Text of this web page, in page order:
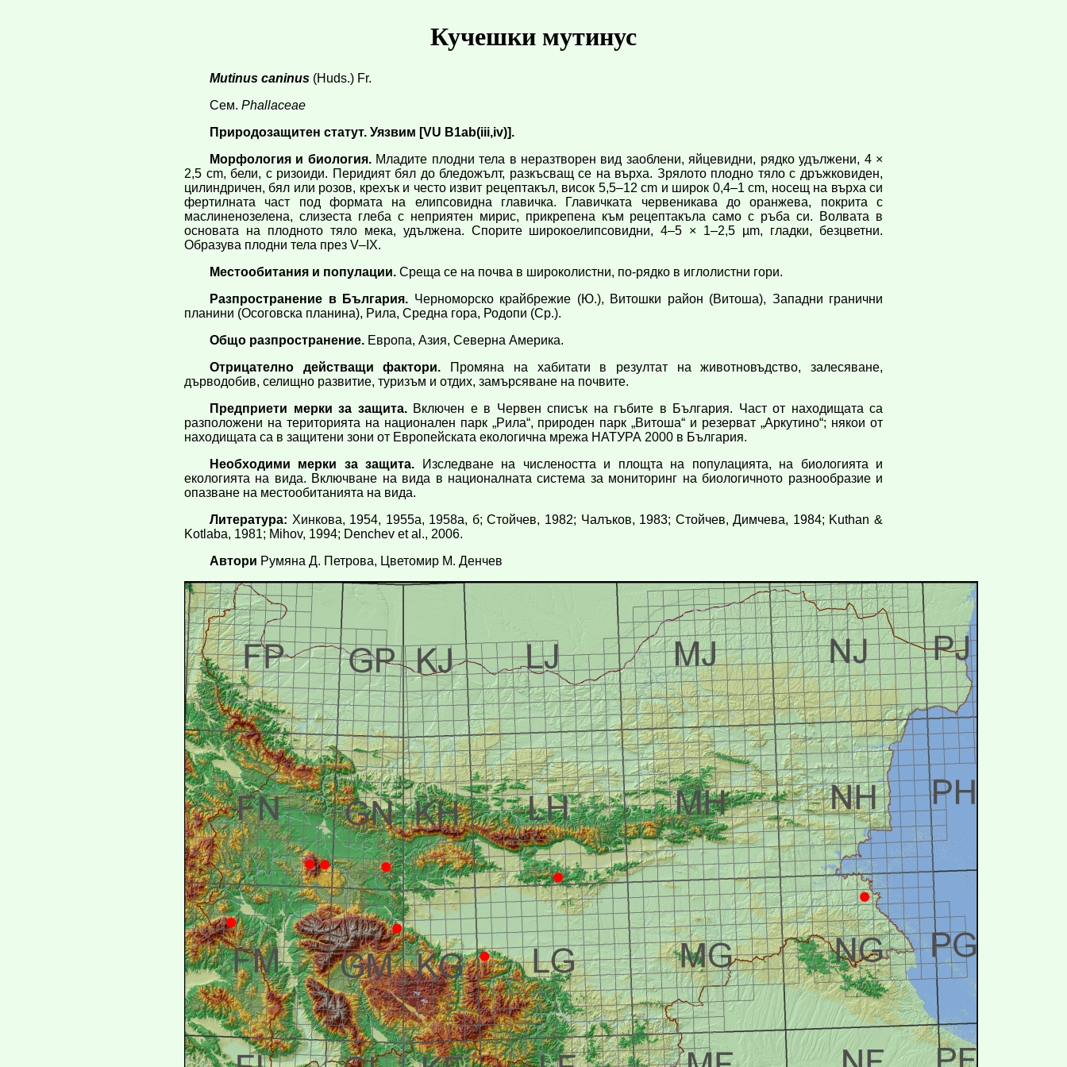
Кучешки мутинус
Mutinus caninus (Huds.) Fr.
Сем. Phallaceae
Природозащитен статут. Уязвим [VU B1ab(iii,iv)].
Морфология и биология.Младите плодни тела в неразтворен вид заоблени, яйцевидни, рядко удължени, 4 ×
2,5 cm, бели, с ризоиди. Перидият бял до бледожълт, разкъсващ се на върха. Зрялото плодно тяло с дръжковиден,
цилиндричен, бял или розов, крехък и често извит рецептакъл, висок 5,5–12 cm и широк 0,4–1 cm, носещ на върха си
фертилната част под формата на елипсовидна главичка. Главичката червеникава до оранжева, покрита с
маслиненозелена, слизеста глеба с неприятен мирис, прикрепена към рецептакъла само с ръба си. Волвата в
основата на плодното тяло мека, удължена. Спорите широкоелипсовидни, 4–5 × 1–2,5 µm, гладки, безцветни.
Образува плодни тела през V–IX.
Местообитания и популации. Среща се на почва в широколистни, по-рядко в иглолистни гори.
Разпространение в България. Черноморско крайбрежие (Ю.), Витошки район (Витоша), Западни гранични
планини (Осоговска планина), Рила, Средна гора, Родопи (Ср.).
Общо разпространение. Европа, Азия, Северна Америка.
Отрицателно действащи фактори. Промяна на хабитати в резултат на животновъдство, залесяване,
дърводобив, селищно развитие, туризъм и отдих, замърсяване на почвите.
Предприети мерки за защита.Включен е в Червен списък на гъбите в България. Част от находищата са
разположени на територията на национален парк „Рила“, природен парк „Витоша“ и резерват „Аркутино“; някои от
находищата са в защитени зони от Европейската екологична мрежа НАТУРА 2000 в България.
Необходими мерки за защита. Изследване на числеността и площта на популацията, на биологията и
екологията на вида. Включване на вида в националната система за мониторинг на биологичното разнообразие и
опазване на местообитанията на вида.
Литература: Хинкова, 1954, 1955а, 1958а, б; Стойчев, 1982; Чалъков, 1983; Стойчев, Димчева, 1984; Kuthan &
Kotlaba, 1981; Mihov, 1994; Denchev et al., 2006.
Автори Румяна Д. Петрова, Цветомир M. Денчев